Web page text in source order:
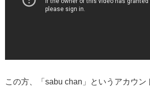
この方、「sabu chan」というアカウン